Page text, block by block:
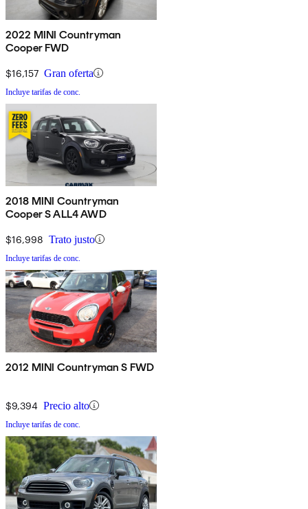
2022 MINI Countryman
Cooper FWD
$16,157 Gran oferta
Incluye tarifas de conc.
2018 MINI Countryman
Cooper S ALL4 AWD
$16,998 Trato justo
Incluye tarifas de conc.
2012 MINI Countryman S FWD
$9,394 Precio alto
Incluye tarifas de conc.